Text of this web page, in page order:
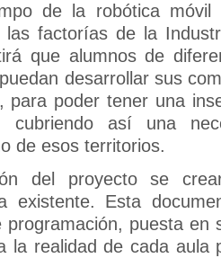
de la robótica
las factorías de la
que alumnos de
desarrollar sus
para poder tener una
cubriendo así una
de esos territorios.
del proyecto se
existente. Esta
programación, puesta en
la realidad de cada aula